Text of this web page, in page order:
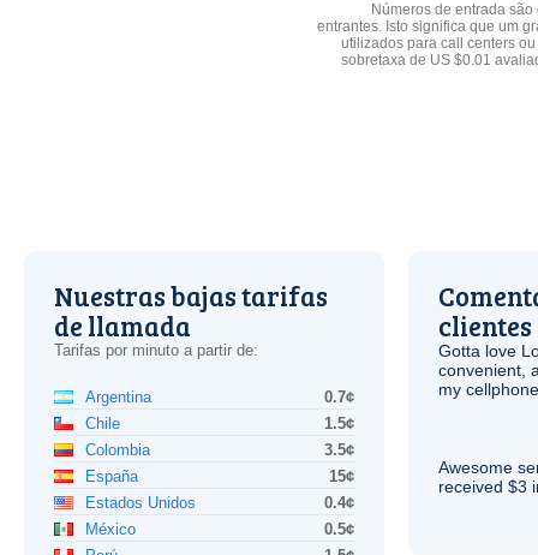
Números de entrada
entrantes. Isto significa que um
utilizados para call centers
sobretaxa de US $0.01
Nuestras bajas tarifas
de llamada
Tarifas por minuto a partir de:
Argentina
0.7¢
Chile
1.5¢
Colombia
3.5¢
España
15¢
Estados Unidos
0.4¢
México
0.5¢
clientes
Gotta love
convenient,
my
Awesome
received $3